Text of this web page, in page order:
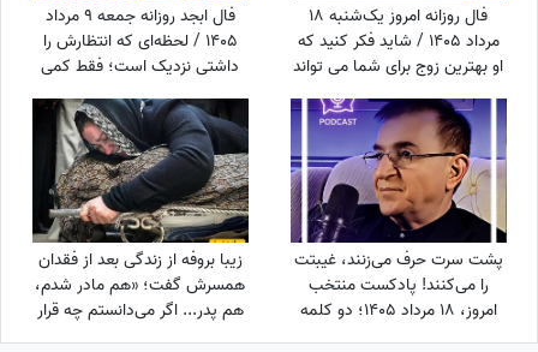
فال روزانه امروز یک‌شنبه 18
مرداد 1405 / شاید فکر کنید که
او بهترین زوج برای شما می تواند
باشد، اما ...
فال ابجد روزانه جمعه 9 مرداد
1405 / لحظه‌ای که انتظارش را
داشتی نزدیک است؛ فقط کمی
دیگر صبر کن تا نور زندگی‌ات را پر
کند!
پشت سرت حرف می‌زنند، غیبتت
را می‌کنند! پادکست منتخب
امروز، 18 مرداد 1405؛ دو کلمه
حرف حساب از دکتر انوشه که با
زیبا بروفه از زندگی بعد از فقدان
همسرش گفت؛ «هم مادر شدم،
هم پدر... اگر می‌دانستم چه قرار
است سرم بیاید، تاب نمی‌آوردم»